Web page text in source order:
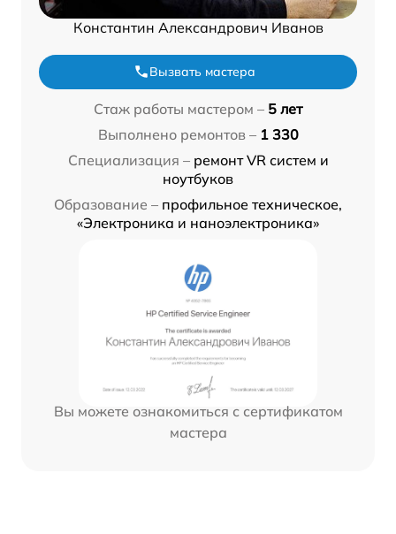
Константин Александрович Иванов
Вызвать мастера
Стаж работы мастером – 5 лет
Выполнено ремонтов – 1 330
Специализация – ремонт VR систем и
ноутбуков
Образование – профильное техническое,
«Электроника и наноэлектроника»
Вы можете ознакомиться с сертификатом
мастера